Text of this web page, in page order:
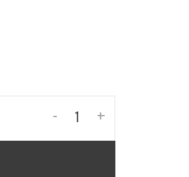
+
-